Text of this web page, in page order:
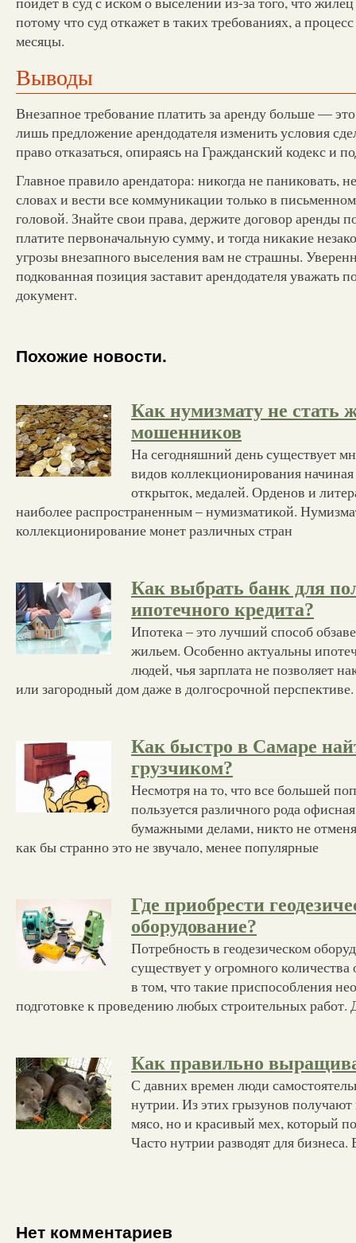
потому что суд откажет в таких требованиях, а
месяцы.
Выводы
Внезапное требование платить за аренду больше —
лишь предложение арендодателя изменить условия
право отказаться, опираясь на Гражданский кодекс и
Главное правило арендатора: никогда не паниковать,
словах и вести все коммуникации только в
головой. Знайте свои права, держите договор аренды
платите первоначальную сумму, и тогда никакие
угрозы внезапного выселения вам не страшны.
подкованная позиция заставит арендодателя уважать
документ.
Похожие новости.
Как нумизмату не стать
мошенников
На сегодняшний день существует
видов коллекционирования
открыток, медалей. Орденов и
наиболее распространенным – нумизматикой.
коллекционирование монет различных стран
Как выбрать банк для
ипотечного кредита?
Ипотека – это лучший способ
жильем. Особенно актуальны
людей, чья зарплата не позволяет
или загородный дом даже в долгосрочной
Как быстро в Самаре
грузчиком?
Несмотря на то, что все большей
пользуется различного рода
бумажными делами, никто не
как бы странно это не звучало, менее популярные
Где приобрести
оборудование?
Потребность в геодезическом
существует у огромного
в том, что такие приспособления
подготовке к проведению любых строительных работ.
Как правильно
С давних времен люди
нутрии. Из этих грызунов получают
мясо, но и красивый мех, который
Часто нутрии разводят для
Нет комментариев